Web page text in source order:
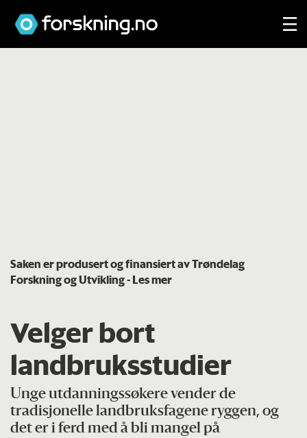
Saken er produsert og finansiert av Trøndelag
Forskning og Utvikling- Les mer
Velger bort
landbruksstudier
Unge utdanningssøkere vender de
tradisjonelle landbruksfagene ryggen, og
det er i ferd med å bli mangel på